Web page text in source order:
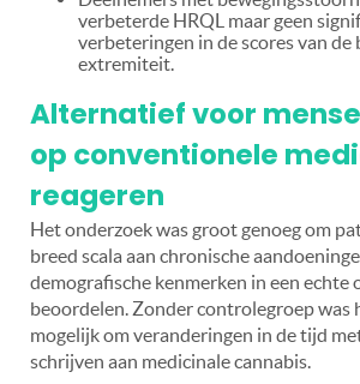
verbeterde HRQL maar geen
verbeteringen in de scores van de
extremiteit.
Alternatief voor
op conventionele
reageren
Het onderzoek was groot genoeg om
breed scala aan chronische
demografische kenmerken in een echte
beoordelen. Zonder controlegroep was
mogelijk om veranderingen in de tijd
schrijven aan medicinale cannabis.